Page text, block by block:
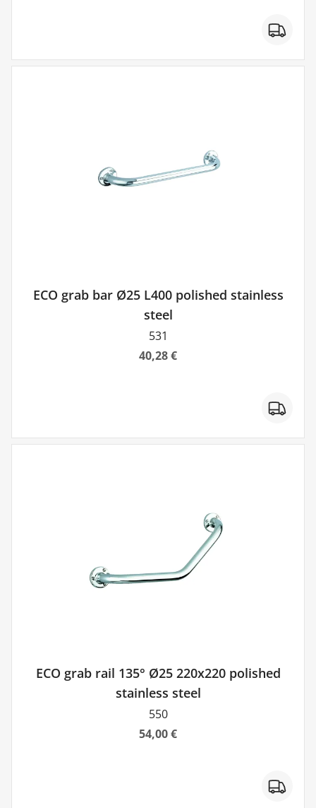
ECO grab bar Ø25 L400 polished stainless
steel
531
40,28 €
ECO grab rail 135° Ø25 220x220 polished
stainless steel
550
54,00 €